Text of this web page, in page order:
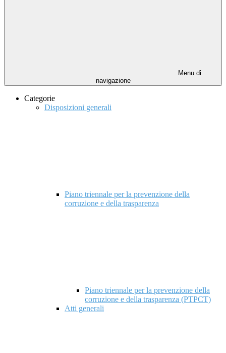
Menu di
navigazione
Categorie
Disposizioni generali
Piano triennale per la prevenzione della
corruzione e della trasparenza
Piano triennale per la prevenzione della
corruzione e della trasparenza (PTPCT)
Atti generali